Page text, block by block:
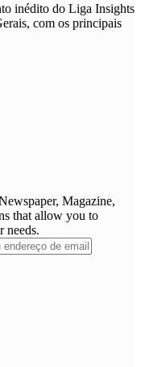
inédito do Liga Insights
com os principais
Magazine,
that allow you to
needs.